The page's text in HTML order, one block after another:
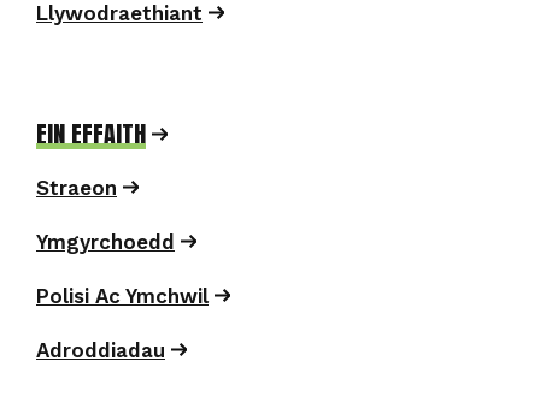
Llywodraethiant
EIN EFFAITH
Straeon
Ymgyrchoedd
Polisi Ac Ymchwil
Adroddiadau